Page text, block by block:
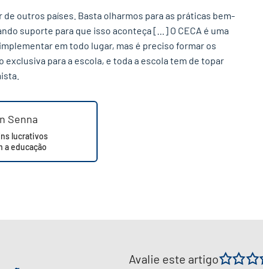
de outros países. Basta olharmos para as práticas bem-
suporte para que isso aconteça […] O CECA é uma
em todo lugar, mas é preciso formar os
para a escola, e toda a escola tem de topar
Senna
lucrativos
a educação
Avalie este artigo 2
1